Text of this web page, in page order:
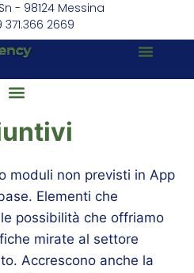
- 98124 Messina
371.366 2669
moduli non previsti in App
Elementi che
possibilità che offriamo
mirate al settore
Accrescono anche la